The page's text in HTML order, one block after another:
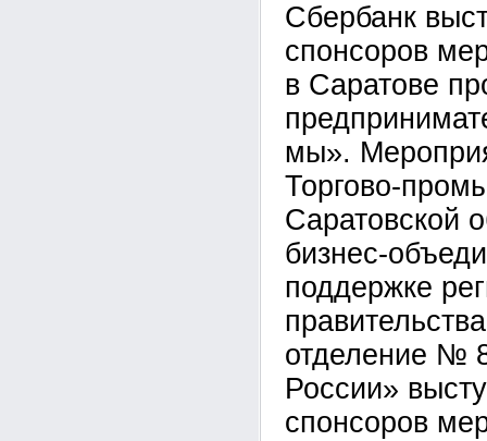
Сбербанк
спонсоров
в Саратове
мы».
Торгово-
Саратовской
бизнес-
поддержке
отделение №
России»
спонсоров